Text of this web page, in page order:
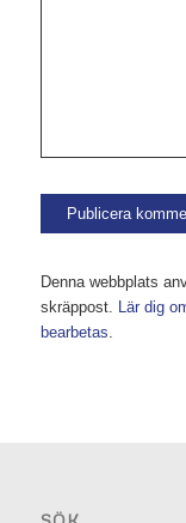
Denna webbplats
skräppost. Lär dig
bearbetas.